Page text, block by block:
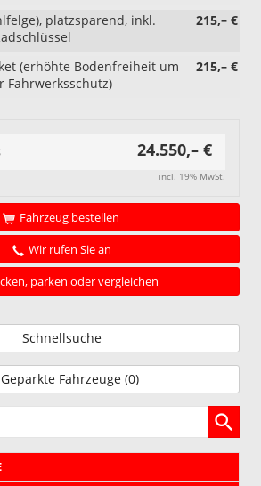
215,– €
platzsparend, inkl.
215,– €
(erhöhte Bodenfreiheit um
Fahrwerksschutz)
24.550,– €
incl. 19% MwSt.
Fahrzeug bestellen
Wir rufen Sie an
parken oder vergleichen
Schnellsuche
Geparkte Fahrzeuge (0)